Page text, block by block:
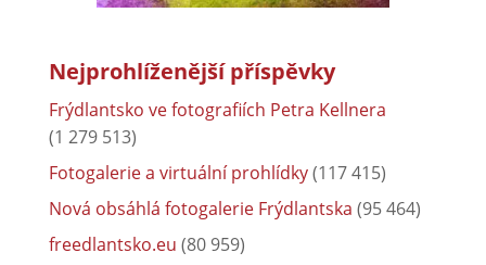
Nejprohlíženější příspěvky
Frýdlantsko ve fotografiích Petra Kellnera
(1 279 513)
Fotogalerie a virtuální prohlídky(117 415)
Nová obsáhlá fotogalerie Frýdlantska (95 464)
freedlantsko.eu (80 959)